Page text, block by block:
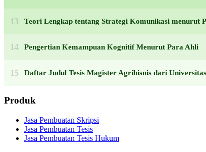
Teori Lengkap tentang Strategi Komunikasi menurut
Pengertian Kemampuan Kognitif Menurut Para Ahli
Daftar Judul Tesis Magister Agribisnis dari
Produk
Jasa Pembuatan Skripsi
Jasa Pembuatan Tesis
Jasa Pembuatan Tesis Hukum